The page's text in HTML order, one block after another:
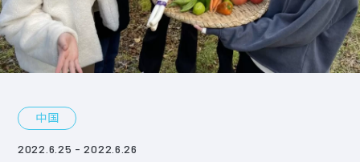
中国
2022.6.25 - 2022.6.26